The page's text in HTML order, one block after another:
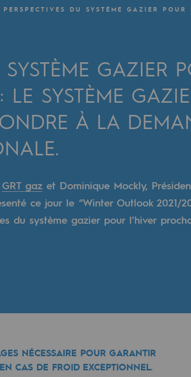
PERSPECTIVES DU SYSTÈME GAZIER
GAZIER
LE SYSTÈME
À LA
GRT gaz et Dominique Mockly,
ce jour le “Winter Outlook 2021/
du système gazier pour l’hiver
NÉCESSAIRE POUR GARANTIR
CAS DE FROID EXCEPTIONNEL.